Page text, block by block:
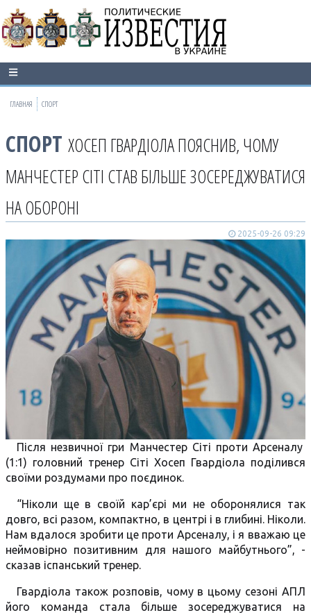
ГЛАВНАЯ СПОРТ
СПОРТ ХОСЕП ГВАРДІОЛА ПОЯСНИВ, ЧОМУ
МАНЧЕСТЕР СІТІ СТАВ БІЛЬШЕ ЗОСЕРЕДЖУВАТИСЯ
НА ОБОРОНІ
2025-09-26 09:29
Після незвичної гри Манчестер Сіті проти Арсеналу
(1:1) головний тренер Сіті Хосеп Гвардіола поділився
своїми роздумами про поєдинок.
“Ніколи ще в своїй кар’єрі ми не оборонялися так
довго, всі разом, компактно, в центрі і в глибині. Ніколи.
Нам вдалося зробити це проти Арсеналу, і я вважаю це
неймовірно позитивним для нашого майбутнього”, -
сказав іспанський тренер.
Гвардіола також розповів, чому в цьому сезоні АПЛ
його команда стала більше зосереджуватися на